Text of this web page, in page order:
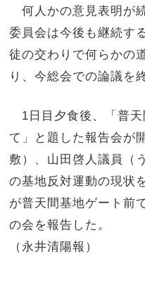
何人かの意見表明が
委員会は今後も継続す
徒の交わりで何らかの
り、今総会での論議を
1日目夕食後、「普天
て」と題した報告会が
敷）、山田啓人議員（
の基地反対運動の現状
が普天間基地ゲート前
の会を報告した。
（永井清陽報）